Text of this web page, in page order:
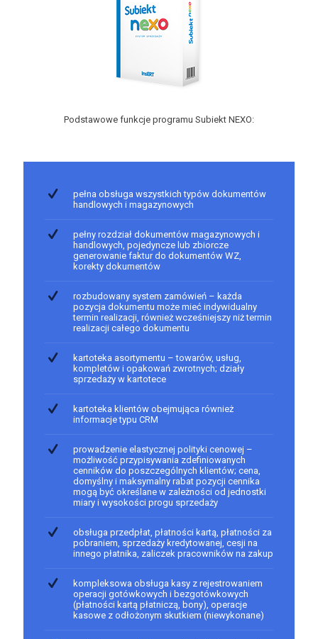
Podstawowe funkcje programu Subiekt NEXO:
pełna obsługa wszystkich typów dokumentów
handlowych i magazynowych
pełny rozdział dokumentów magazynowych i
handlowych, pojedyncze lub zbiorcze
generowanie faktur do dokumentów WZ,
korekty dokumentów
rozbudowany system zamówień – każda
pozycja dokumentu może mieć indywidualny
termin realizacji, również wcześniejszy niż termin
realizacji całego dokumentu
kartoteka asortymentu – towarów, usług,
kompletów i opakowań zwrotnych; działy
sprzedaży w kartotece
kartoteka klientów obejmująca również
informacje typu CRM
prowadzenie elastycznej polityki cenowej –
możliwość przypisywania zdefiniowanych
cenników do poszczególnych klientów; cena,
domyślny i maksymalny rabat pozycji cennika
mogą być określane w zależności od jednostki
miary i wysokości progu sprzedaży
obsługa przedpłat, płatności kartą, płatności za
pobraniem, sprzedaży kredytowanej, cesji na
innego płatnika, zaliczek pracowników na zakup
kompleksowa obsługa kasy z rejestrowaniem
operacji gotówkowych i bezgotówkowych
(płatności kartą płatniczą, bony), operacje
kasowe z odłożonym skutkiem (niewykonane)